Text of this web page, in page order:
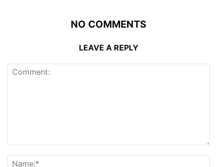
NO COMMENTS
LEAVE A REPLY